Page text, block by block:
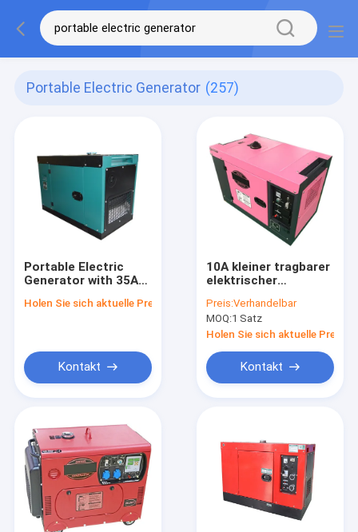
Portable Electric Generator (257)
Portable Electric
Generator with 35A
Featuring 170F(E)
Power
Holen Sie sich aktuelle Preis
Kontakt
10A kleiner tragbarer
elektrischer
Genset mit Rädern
Preis:Verhandelbar
MOQ:1 Satz
Holen Sie sich aktuelle Preis
Kontakt